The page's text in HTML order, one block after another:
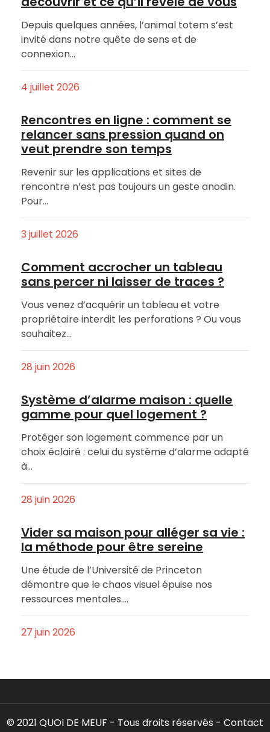
Depuis quelques années, l’animal totem s’est
invité dans notre quête de sens et de
connexion…
4 juillet 2026
Rencontres en ligne : comment se
relancer sans pression quand on
veut prendre son temps
Revenir sur les applications et sites de
rencontre n’est pas toujours un geste anodin.
Pour…
3 juillet 2026
Comment accrocher un tableau
sans percer ni laisser de traces ?
Vous venez d’acquérir un tableau et votre
propriétaire interdit les perforations ? Ou vous
souhaitez…
28 juin 2026
Système d’alarme maison : quelle
gamme pour quel logement ?
Protéger son logement commence par un
choix éclairé : celui du système d’alarme adapté
à…
28 juin 2026
Vider sa maison pour alléger sa vie :
la méthode pour être sereine
Une étude de l’Université de Princeton
démontre que le chaos visuel épuise nos
ressources mentales.…
27 juin 2026
© 2021 QUOI DE MEUF - Tous droits réservés - Contact